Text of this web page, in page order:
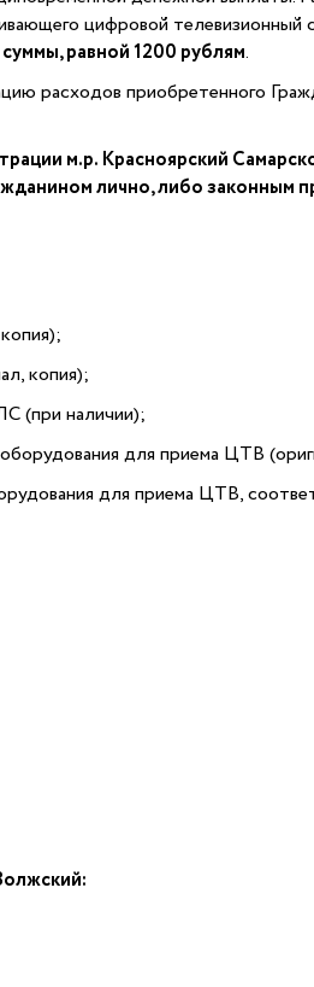
цифровой телевизионный
равной 1200 рублям.
расходов приобретенного
м.р. Красноярский
лично, либо законным
копия);
(при наличии);
для приема ЦТВ
для приема ЦТВ,